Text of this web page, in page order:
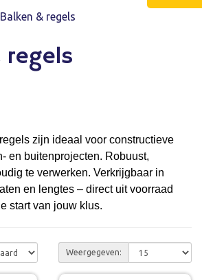
Balken & regels
regels
zijn ideaal voor constructieve
en buitenprojecten. Robuust,
te verwerken. Verkrijgbaar in
en lengtes – direct uit voorraad
start van jouw klus.
Weergegeven: